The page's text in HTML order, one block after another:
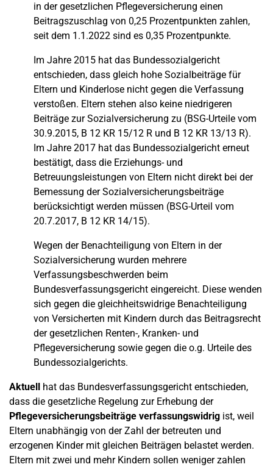
in der gesetzlichen Pflegeversicherung einen
Beitragszuschlag von 0,25 Prozentpunkten zahlen,
seit dem 1.1.2022 sind es 0,35 Prozentpunkte.
Im Jahre 2015 hat das Bundessozialgericht
entschieden, dass gleich hohe Sozialbeiträge für
Eltern und Kinderlose nicht gegen die Verfassung
verstoßen. Eltern stehen also keine niedrigeren
Beiträge zur Sozialversicherung zu (BSG-Urteile vom
30.9.2015, B 12 KR 15/12 R und B 12 KR 13/13 R).
Im Jahre 2017 hat das Bundessozialgericht erneut
bestätigt, dass die Erziehungs- und
Betreuungsleistungen von Eltern nicht direkt bei der
Bemessung der Sozialversicherungsbeiträge
berücksichtigt werden müssen (BSG-Urteil vom
20.7.2017, B 12 KR 14/15).
Wegen der Benachteiligung von Eltern in der
Sozialversicherung wurden mehrere
Verfassungsbeschwerden beim
Bundesverfassungsgericht eingereicht. Diese wenden
sich gegen die gleichheitswidrige Benachteiligung
von Versicherten mit Kindern durch das Beitragsrecht
der gesetzlichen Renten-, Kranken- und
Pflegeversicherung sowie gegen die o.g. Urteile des
Bundessozialgerichts.
Aktuell hat das Bundesverfassungsgericht entschieden,
dass die gesetzliche Regelung zur Erhebung der
Pflegeversicherungsbeiträge verfassungswidrig ist, weil
Eltern unabhängig von der Zahl der betreuten und
erzogenen Kinder mit gleichen Beiträgen belastet werden.
Eltern mit zwei und mehr Kindern sollen weniger zahlen